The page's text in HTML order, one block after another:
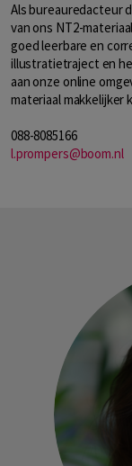
Als bureauredacteur
van ons NT2-
goed leerbare en
illustratietraject en
aan onze online
materiaal makkelijker
088-8085166
l.prompers@boom.nl